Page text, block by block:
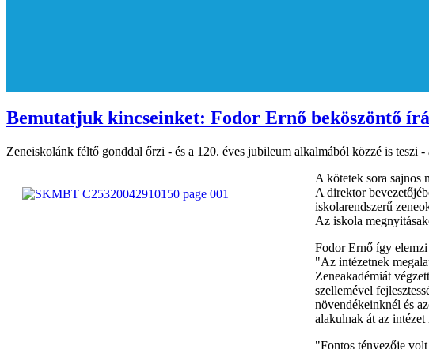
Bemutatjuk kincseinket: Fodor Ernő beköszöntő
Zeneiskolánk féltő gonddal őrzi - és a 120. éves jubileum alkalmából közzé is teszi
A kötetek sora sajnos
A direktor
iskolarendszerű
Az iskola
Fodor Ernő így
"Az intézetnek
Zeneakadémiát
szellemével
növendékeinknél és
alakulnak át az
"Fontos tényezője volt